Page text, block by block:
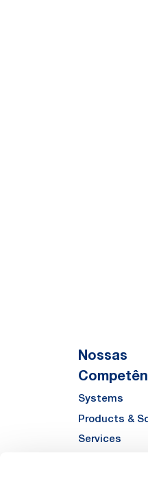
Nossas
Systems
Products &
Services